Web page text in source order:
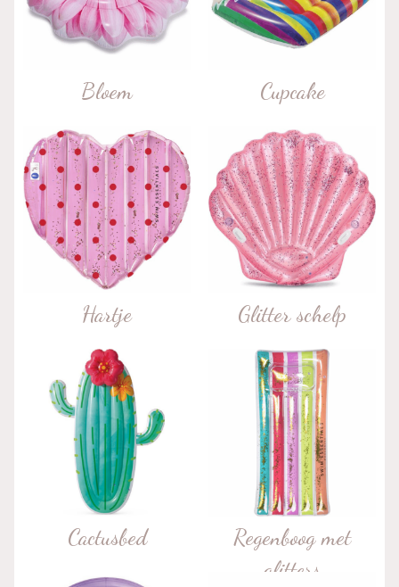
Bloem Cupcake
Hartje Glitter schelp
Cactusbed
Regenboog met
glitters